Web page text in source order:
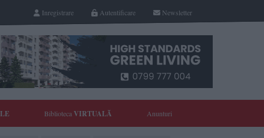
Newsletter
Autentificare
Inregistrare
BibliotecaVIRTUALĂ Anunturi